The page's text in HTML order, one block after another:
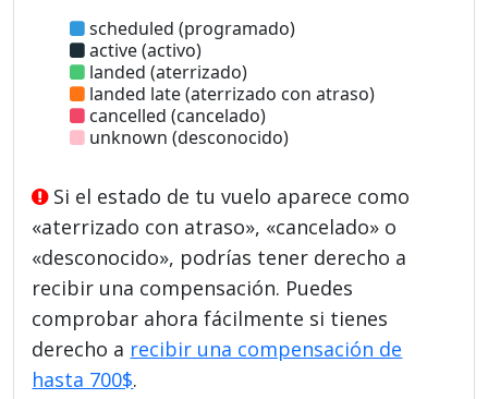
scheduled (programado)
active (activo)
landed (aterrizado)
landed late (aterrizado con atraso)
cancelled (cancelado)
unknown (desconocido)
Si el estado de tu vuelo aparece como
«aterrizado con atraso», «cancelado» o
«desconocido», podrías tener derecho a
recibir una compensación. Puedes
comprobar ahora fácilmente si tienes
derecho a recibir una compensación de
hasta 700$.